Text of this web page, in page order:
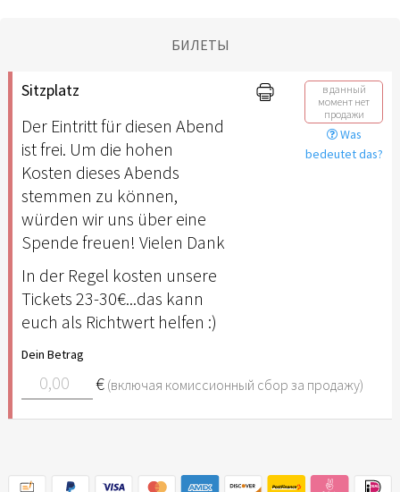
БИЛЕТЫ
Sitzplatz
Der Eintritt für diesen Abend
ist frei. Um die hohen
Kosten dieses Abends
stemmen zu können,
würden wir uns über eine
Spende freuen! Vielen Dank
In der Regel kosten unsere
Tickets 23-30€...das kann
euch als Richtwert helfen :)
Dein Betrag
€ (включая комиссионный сбор за продажу)
в данный
момент нет
продажи
Was
bedeutet das?